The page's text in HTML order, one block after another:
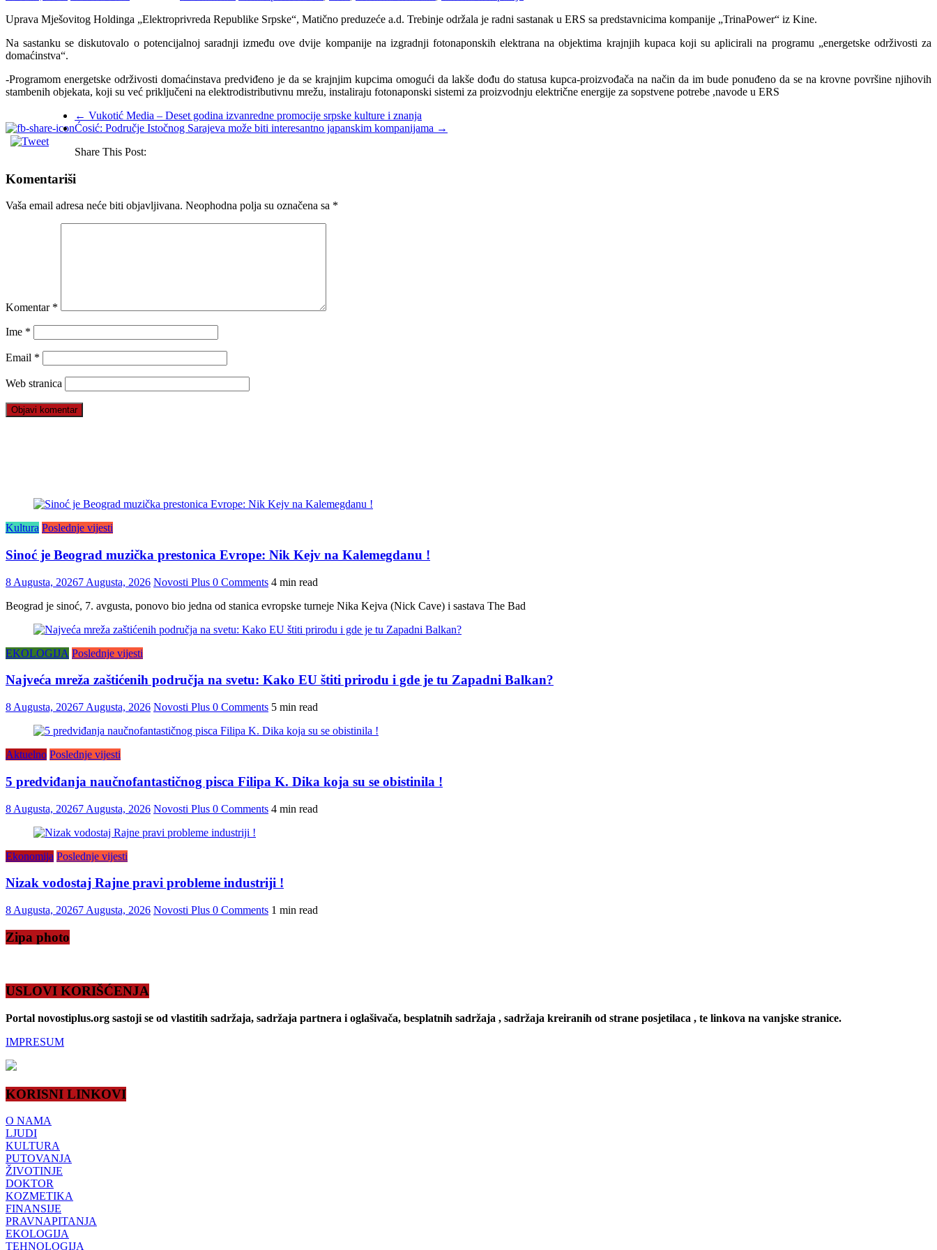
Uprava Mješovitog Holdinga „Elektroprivreda Republike Srpske“, Matično preduzeće a.d. Trebinje održala je radni sastanak u ERS sa predstavnicima kompanije „TrinaPower“ iz Kine.
Na sastanku se diskutovalo o potencijalnoj saradnji između ove dvije kompanije na izgradnji fotonaponskih elektrana na objektima krajnjih kupaca koji su aplicirali na programu „energetske održivosti za
domaćinstva“.
-Programom energetske održivosti domaćinstava predviđeno je da se krajnjim kupcima omogući da lakše dođu do statusa kupca-proizvođača na način da im bude ponuđeno da se na krovne površine njihovih
stambenih objekata, koji su već priključeni na elektrodistributivnu mrežu, instaliraju fotonaponski sistemi za proizvodnju električne energije za sopstvene potrebe ,navode u ERS
← Vukotić Media – Deset godina izvanredne promocije srpske kulture i znanja
Ćosić: Područje Istočnog Sarajeva može biti interesantno japanskim kompanijama →
Share This Post:
Komentariši
Vaša email adresa neće biti objavljivana. Neophodna polja su označena sa *
Komentar *
Ime *
Email *
Web stranica
Kultura Poslednje vijesti
Sinoć je Beograd muzička prestonica Evrope: Nik Kejv na Kalemegdanu !
8 Augusta, 20267 Augusta, 2026 Novosti Plus 0 Comments 4 min read
Beograd je sinoć, 7. avgusta, ponovo bio jedna od stanica evropske turneje Nika Kejva (Nick Cave) i sastava The Bad
EKOLOGIJA Poslednje vijesti
Najveća mreža zaštićenih područja na svetu: Kako EU štiti prirodu i gde je tu Zapadni Balkan?
8 Augusta, 20267 Augusta, 2026 Novosti Plus 0 Comments 5 min read
Aktuelno Poslednje vijesti
5 predviđanja naučnofantastičnog pisca Filipa K. Dika koja su se obistinila !
8 Augusta, 20267 Augusta, 2026 Novosti Plus 0 Comments 4 min read
Ekonomija Poslednje vijesti
Nizak vodostaj Rajne pravi probleme industriji !
8 Augusta, 20267 Augusta, 2026 Novosti Plus 0 Comments 1 min read
Zipa photo
USLOVI KORIŠĆENJA
Portal novostiplus.org sastoji se od vlastitih sadržaja, sadržaja partnera i oglašivača, besplatnih sadržaja , sadržaja kreiranih od strane posjetilaca , te linkova na vanjske stranice.
IMPRESUM
KORISNI LINKOVI
O NAMA
LJUDI
KULTURA
PUTOVANJA
ŽIVOTINJE
DOKTOR
KOZMETIKA
FINANSIJE
PRAVNAPITANJA
EKOLOGIJA
TEHNOLOGIJA